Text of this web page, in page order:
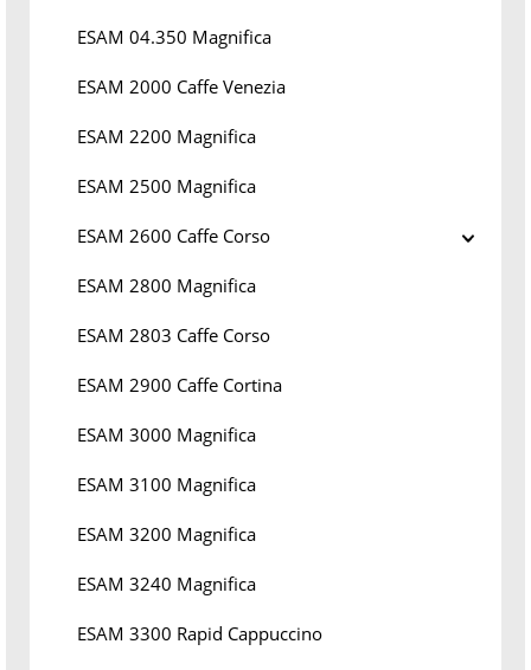
ESAM 04.350 Magnifica
ESAM 2000 Caffe Venezia
ESAM 2200 Magnifica
ESAM 2500 Magnifica
ESAM 2600 Caffe Corso
ESAM 2800 Magnifica
ESAM 2803 Caffe Corso
ESAM 2900 Caffe Cortina
ESAM 3000 Magnifica
ESAM 3100 Magnifica
ESAM 3200 Magnifica
ESAM 3240 Magnifica
ESAM 3300 Rapid Cappuccino